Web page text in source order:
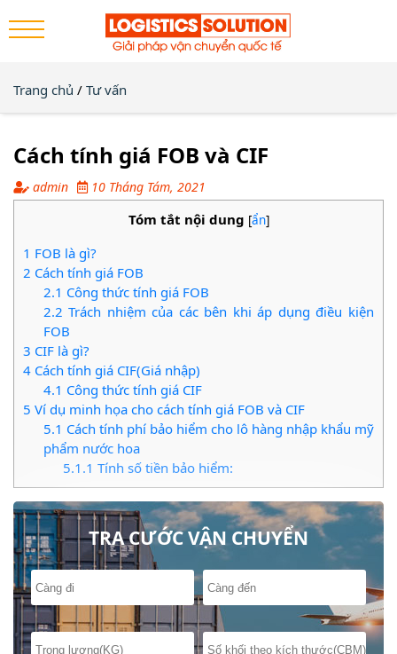
Trang chủ / Tư vấn
Cách tính giá FOB và CIF
admin 10 Tháng Tám, 2021
Tóm tắt nội dung [ẩn]
1 FOB là gì?
2 Cách tính giá FOB
2.1 Công thức tính giá FOB
2.2 Trách nhiệm của các bên khi áp dụng điều kiện
FOB
3 CIF là gì?
4 Cách tính giá CIF(Giá nhập)
4.1 Công thức tính giá CIF
5 Ví dụ minh họa cho cách tính giá FOB và CIF
5.1 Cách tính phí bảo hiểm cho lô hàng nhập khẩu mỹ
phẩm nước hoa
5.1.1 Tính số tiền bảo hiểm:
5.1.2Giá CIF ( giá nhập ) của lô hàng được xác
định
5.2 Lưu ýTRA CƯỚC VẬN CHUYỂN